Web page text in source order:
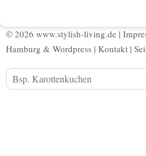
© 2026 www.stylish-living.de |
Hamburg & Wordpress | Kontakt |